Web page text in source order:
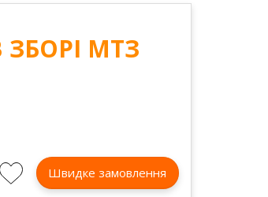
МТЗ
Швидке замовлення